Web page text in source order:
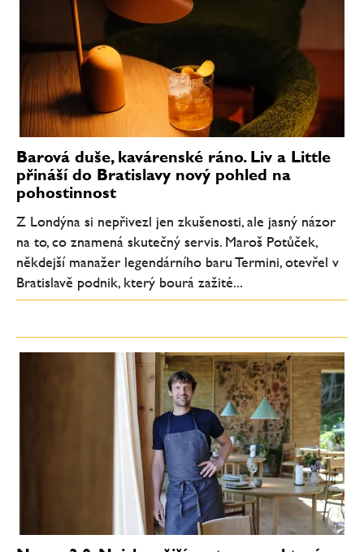
Barová duše, kavárenské ráno. Liv a Little
přináší do Bratislavy nový pohled na
pohostinnost
Z Londýna si nepřivezl jen zkušenosti, ale jasný názor
na to, co znamená skutečný servis. Maroš Potůček,
někdejší manažer legendárního baru Termini, otevřel v
Bratislavě podnik, který bourá zažité...